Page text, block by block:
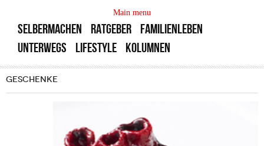
Main menu
SELBERMACHEN RATGEBER
FAMILIENLEBEN
UNTERWEGS
LIFESTYLE KOLUMNEN
GESCHENKE